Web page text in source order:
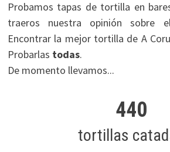
Probamos tapas de tortilla en
traeros nuestra opinión sobre
Encontrar la mejor tortilla de A
Probarlas todas.
De momento llevamos...
440
tortillas